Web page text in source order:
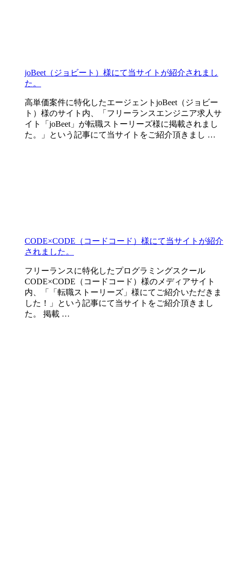
joBeet（ジョビート）様にて当サイトが紹介されまし
た。
高単価案件に特化したエージェントjoBeet（ジョビー
ト）様のサイト内、「フリーランスエンジニア求人サ
イト「joBeet」が転職ストーリーズ様に掲載されまし
た。」という記事にて当サイトをご紹介頂きまし …
CODE×CODE（コードコード）様にて当サイトが紹介
されました。
フリーランスに特化したプログラミングスクール
CODE×CODE（コードコード）様のメディアサイト
内、「「転職ストーリーズ」様にてご紹介いただきま
した！」という記事にて当サイトをご紹介頂きまし
た。 掲載 …